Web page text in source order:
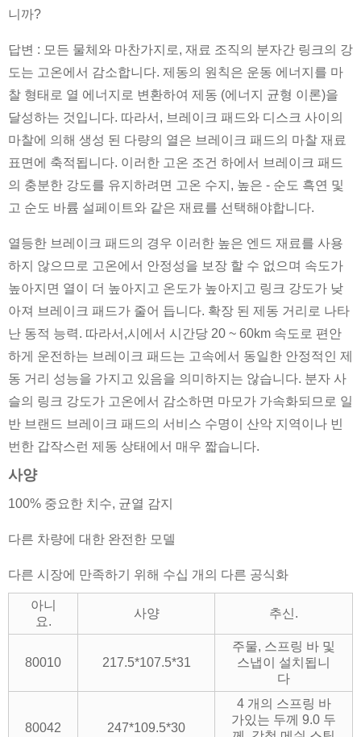
니까?
답변 : 모든 물체와 마찬가지로, 재료 조직의 분자간 링크의 강
도는 고온에서 감소합니다. 제동의 원칙은 운동 에너지를 마
찰 형태로 열 에너지로 변환하여 제동 (에너지 균형 이론)을
달성하는 것입니다. 따라서, 브레이크 패드와 디스크 사이의
마찰에 의해 생성 된 다량의 열은 브레이크 패드의 마찰 재료
표면에 축적됩니다. 이러한 고온 조건 하에서 브레이크 패드
의 충분한 강도를 유지하려면 고온 수지, 높은 - 순도 흑연 및
고 순도 바륨 설페이트와 같은 재료를 선택해야합니다.
열등한 브레이크 패드의 경우 이러한 높은 엔드 재료를 사용
하지 않으므로 고온에서 안정성을 보장 할 수 없으며 속도가
높아지면 열이 더 높아지고 온도가 높아지고 링크 강도가 낮
아져 브레이크 패드가 줄어 듭니다. 확장 된 제동 거리로 나타
난 동적 능력. 따라서,시에서 시간당 20 ~ 60km 속도로 편안
하게 운전하는 브레이크 패드는 고속에서 동일한 안정적인 제
동 거리 성능을 가지고 있음을 의미하지는 않습니다. 분자 사
슬의 링크 강도가 고온에서 감소하면 마모가 가속화되므로 일
반 브랜드 브레이크 패드의 서비스 수명이 산악 지역이나 빈
번한 갑작스런 제동 상태에서 매우 짧습니다.
사양
100% 중요한 치수, 균열 감지
다른 차량에 대한 완전한 모델
다른 시장에 만족하기 위해 수십 개의 다른 공식화
아니
요.
사양 추신.
80010 217.5*107.5*31
주물, 스프링 바 및
스냅이 설치됩니
다
80042 247*109.5*30
4 개의 스프링 바
가있는 두께 9.0 두